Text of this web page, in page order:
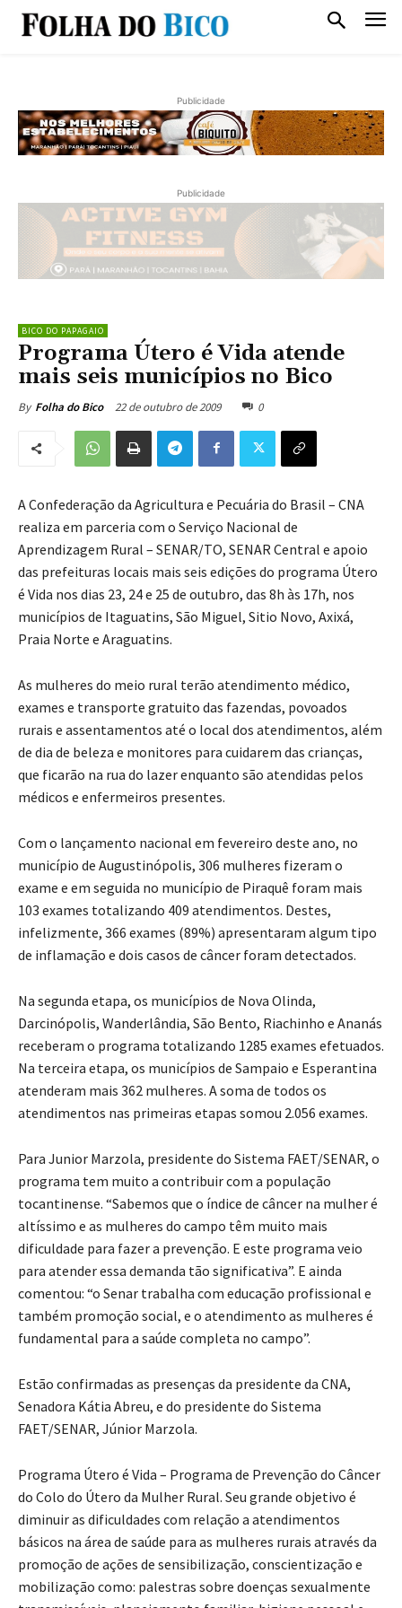
Publicidade
Publicidade
BICO DO PAPAGAIO
Programa Útero é Vida atende
mais seis municípios no Bico
By Folha do Bico 22 de outubro de 2009 0
A Confederação da Agricultura e Pecuária do Brasil – CNA
realiza em parceria com o Serviço Nacional de
Aprendizagem Rural – SENAR/TO, SENAR Central e apoio
das prefeituras locais mais seis edições do programa Útero
é Vida nos dias 23, 24 e 25 de outubro, das 8h às 17h, nos
municípios de Itaguatins, São Miguel, Sitio Novo, Axixá,
Praia Norte e Araguatins.
As mulheres do meio rural terão atendimento médico,
exames e transporte gratuito das fazendas, povoados
rurais e assentamentos até o local dos atendimentos, além
de dia de beleza e monitores para cuidarem das crianças,
que ficarão na rua do lazer enquanto são atendidas pelos
médicos e enfermeiros presentes.
Com o lançamento nacional em fevereiro deste ano, no
município de Augustinópolis, 306 mulheres fizeram o
exame e em seguida no município de Piraquê foram mais
103 exames totalizando 409 atendimentos. Destes,
infelizmente, 366 exames (89%) apresentaram algum tipo
de inflamação e dois casos de câncer foram detectados.
Na segunda etapa, os municípios de Nova Olinda,
Darcinópolis, Wanderlândia, São Bento, Riachinho e Ananás
receberam o programa totalizando 1285 exames efetuados.
Na terceira etapa, os municípios de Sampaio e Esperantina
atenderam mais 362 mulheres. A soma de todos os
atendimentos nas primeiras etapas somou 2.056 exames.
Para Junior Marzola, presidente do Sistema FAET/SENAR, o
programa tem muito a contribuir com a população
tocantinense. “Sabemos que o índice de câncer na mulher é
altíssimo e as mulheres do campo têm muito mais
dificuldade para fazer a prevenção. E este programa veio
para atender essa demanda tão significativa”. E ainda
comentou: “o Senar trabalha com educação profissional e
também promoção social, e o atendimento as mulheres é
fundamental para a saúde completa no campo”.
Estão confirmadas as presenças da presidente da CNA,
Senadora Kátia Abreu, e do presidente do Sistema
FAET/SENAR, Júnior Marzola.
Programa Útero é Vida – Programa de Prevenção do Câncer
do Colo do Útero da Mulher Rural. Seu grande objetivo é
diminuir as dificuldades com relação a atendimentos
básicos na área de saúde para as mulheres rurais através da
promoção de ações de sensibilização, conscientização e
mobilização como: palestras sobre doenças sexualmente